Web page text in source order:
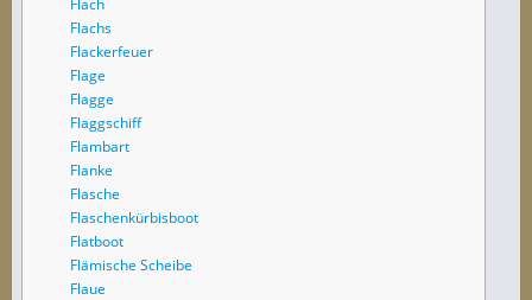
Flachs
Flackerfeuer
Flage
Flagge
Flaggschiff
Flambart
Flanke
Flasche
Flaschenkürbisboot
Flatboot
Flämische Scheibe
Flaue